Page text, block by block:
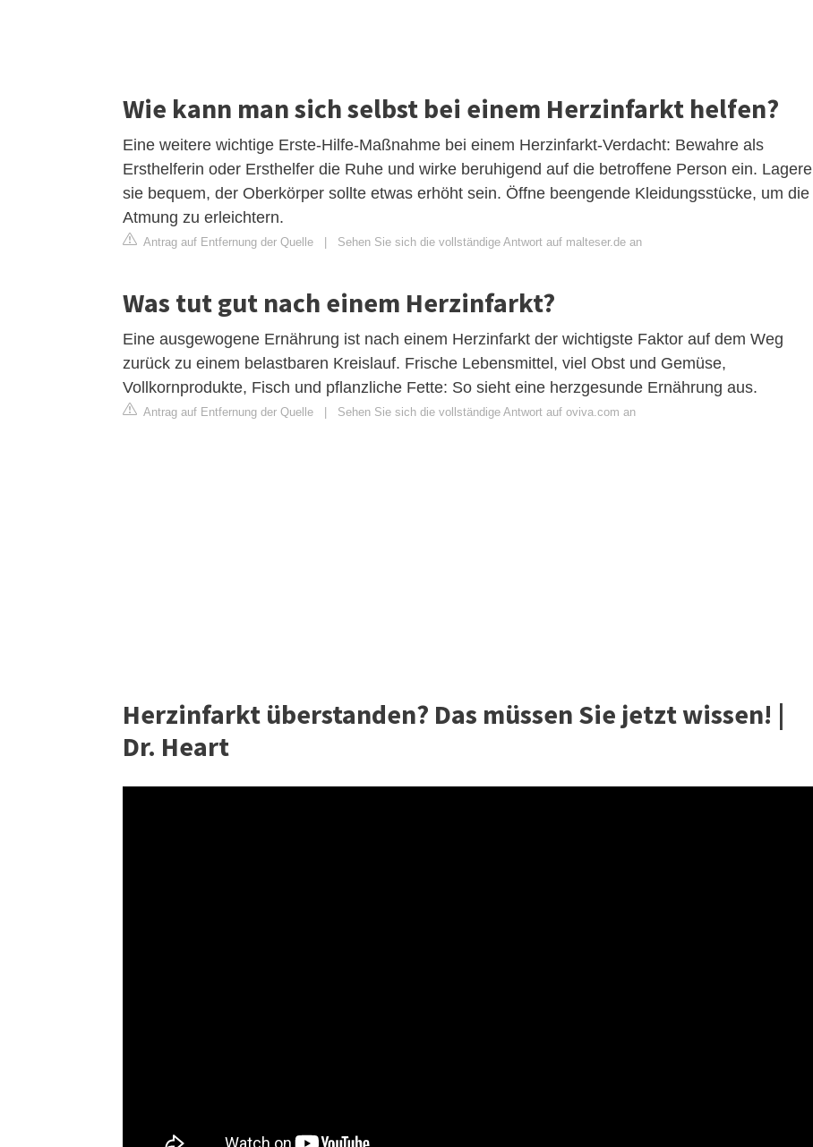
Wie kann man sich selbst bei einem Herzinfarkt helfen?
Eine weitere wichtige Erste-Hilfe-Maßnahme bei einem Herzinfarkt-Verdacht: Bewahre als
Ersthelferin oder Ersthelfer die Ruhe und wirke beruhigend auf die betroffene Person ein. Lagere
sie bequem, der Oberkörper sollte etwas erhöht sein. Öffne beengende Kleidungsstücke, um die
Atmung zu erleichtern.
Antrag auf Entfernung der Quelle Sehen Sie sich die vollständige Antwort auf malteser.de an
Was tut gut nach einem Herzinfarkt?
Eine ausgewogene Ernährung ist nach einem Herzinfarkt der wichtigste Faktor auf dem Weg
zurück zu einem belastbaren Kreislauf. Frische Lebensmittel, viel Obst und Gemüse,
Vollkornprodukte, Fisch und pflanzliche Fette: So sieht eine herzgesunde Ernährung aus.
Antrag auf Entfernung der Quelle Sehen Sie sich die vollständige Antwort auf oviva.com an
Herzinfarkt überstanden? Das müssen Sie jetzt wissen! |
Dr. Heart